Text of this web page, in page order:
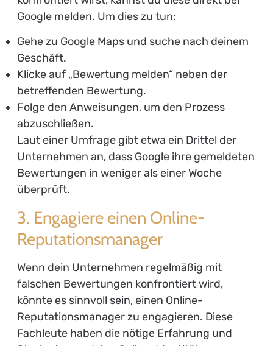
Google melden. Um dies zu tun:
Gehe zu Google Maps und suche nach deinem
Geschäft.
Klicke auf „Bewertung melden“ neben der
betreffenden Bewertung.
Folge den Anweisungen, um den Prozess
abzuschließen.
Laut einer Umfrage gibt etwa ein Drittel der
Unternehmen an, dass Google ihre gemeldeten
Bewertungen in weniger als einer Woche
überprüft.
3. Engagiere einen Online-
Reputationsmanager
Wenn dein Unternehmen regelmäßig mit
falschen Bewertungen konfrontiert wird,
könnte es sinnvoll sein, einen Online-
Reputationsmanager zu engagieren. Diese
Fachleute haben die nötige Erfahrung und